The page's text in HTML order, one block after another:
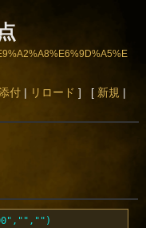
付| リロード ] [ 新規 |